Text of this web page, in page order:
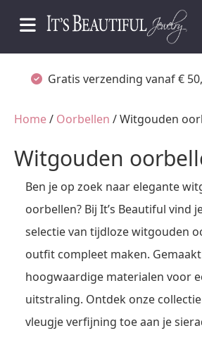
Gratis verzending vanaf €
Home/ Oorbellen / Witgouden
Witgouden
Ben je op zoek naar elegante
oorbellen? Bij It’s Beautiful vind
selectie van tijdloze witgouden
outfit compleet maken.
hoogwaardige materialen voor
uitstraling. Ontdek onze
vleugje verfijning toe aan je